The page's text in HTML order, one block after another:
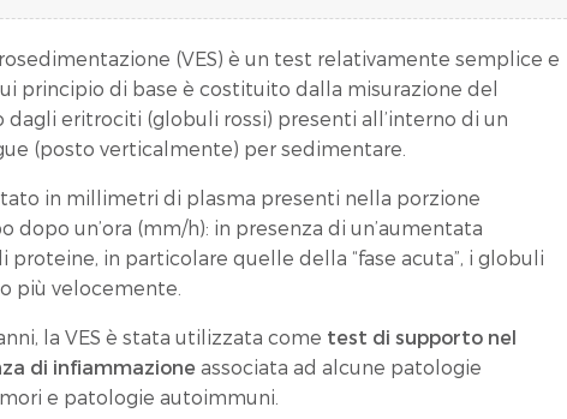
(VES) è un test relativamente semplice e
principio di base è costituito dalla misurazione del
eritrociti (globuli rossi) presenti all’interno di un
(posto verticalmente) per sedimentare.
in millimetri di plasma presenti nella porzione
dopo un’ora (mm/h): in presenza di un’aumentata
proteine, in particolare quelle della “fase acuta”, i globuli
più velocemente.
la VES è stata utilizzata come test di supporto nel
di infiammazioneassociata ad alcune patologie
e patologie autoimmuni.